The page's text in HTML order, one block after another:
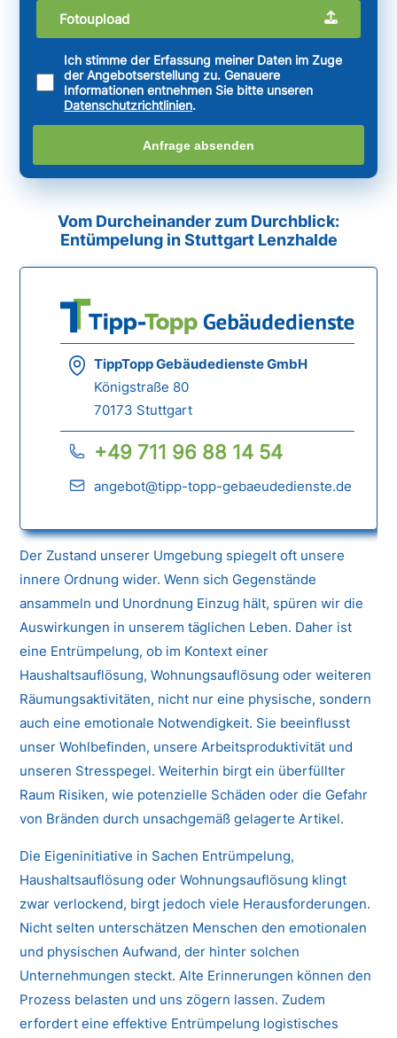
Fotoupload
Ich stimme der Erfassung meiner Daten im Zuge
der Angebotserstellung zu. Genauere
Informationen entnehmen Sie bitte unseren
Datenschutzrichtlinien.
Anfrage absenden
Vom Durcheinander zum Durchblick:
Entümpelung in Stuttgart Lenzhalde
TippTopp Gebäudedienste GmbH
Königstraße 80
70173 Stuttgart
+49 711 96 88 14 54
angebot@tipp-topp-gebaeudedienste.de
Der Zustand unserer Umgebung spiegelt oft unsere
innere Ordnung wider. Wenn sich Gegenstände
ansammeln und Unordnung Einzug hält, spüren wir die
Auswirkungen in unserem täglichen Leben. Daher ist
eine Entrümpelung, ob im Kontext einer
Haushaltsauflösung, Wohnungsauflösung oder weiteren
Räumungsaktivitäten, nicht nur eine physische, sondern
auch eine emotionale Notwendigkeit. Sie beeinflusst
unser Wohlbefinden, unsere Arbeitsproduktivität und
unseren Stresspegel. Weiterhin birgt ein überfüllter
Raum Risiken, wie potenzielle Schäden oder die Gefahr
von Bränden durch unsachgemäß gelagerte Artikel.
Die Eigeninitiative in Sachen Entrümpelung,
Haushaltsauflösung oder Wohnungsauflösung klingt
zwar verlockend, birgt jedoch viele Herausforderungen.
Nicht selten unterschätzen Menschen den emotionalen
und physischen Aufwand, der hinter solchen
Unternehmungen steckt. Alte Erinnerungen können den
Prozess belasten und uns zögern lassen. Zudem
erfordert eine effektive Entrümpelung logistisches